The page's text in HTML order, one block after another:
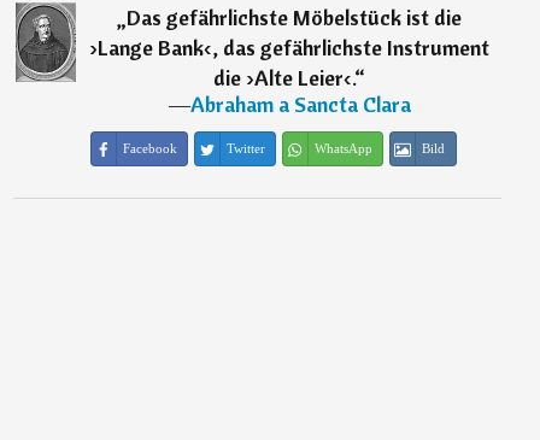
„Das gefährlichste Möbelstück ist die
›Lange Bank‹, das gefährlichste Instrument
die ›Alte Leier‹.“
―Abraham a Sancta Clara
Facebook Twitter WhatsApp Bild